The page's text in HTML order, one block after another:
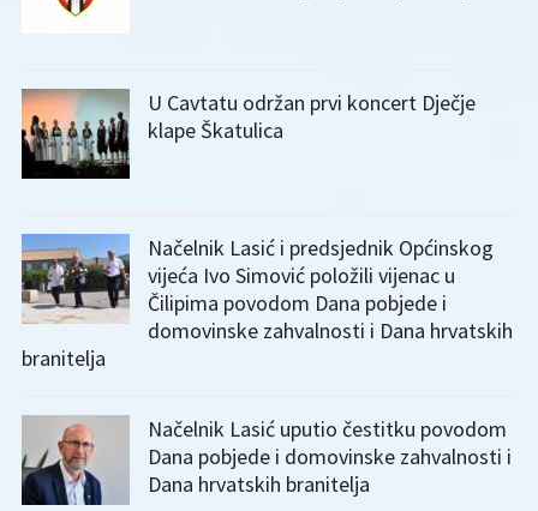
U Cavtatu održan prvi koncert Dječje
klape Škatulica
Načelnik Lasić i predsjednik Općinskog
vijeća Ivo Simović položili vijenac u
Čilipima povodom Dana pobjede i
domovinske zahvalnosti i Dana hrvatskih
branitelja
Načelnik Lasić uputio čestitku povodom
Dana pobjede i domovinske zahvalnosti i
Dana hrvatskih branitelja